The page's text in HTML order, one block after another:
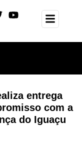
entrega
com a
do Iguaçu